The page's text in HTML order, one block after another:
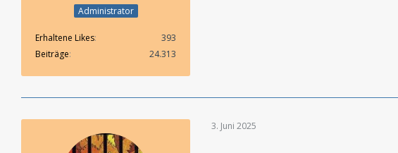
Administrator
Erhaltene Likes
393
Beiträge
24.313
3. Juni 2025